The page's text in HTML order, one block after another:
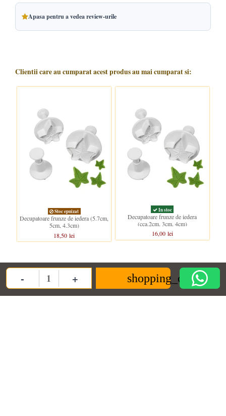
- Quantity + shopping_cart
Apasa pentru a vedea review-urile
Clientii care au cumparat acest produs au mai cumparat si:
Stoc epuizat
Decupatoare frunze de iedera (5.7cm,
5cm, 4.3cm)
18,50 lei
In stoc
Decupatoare frunze de iedera
(cca.2cm, 3cm, 4cm)
16,00 lei